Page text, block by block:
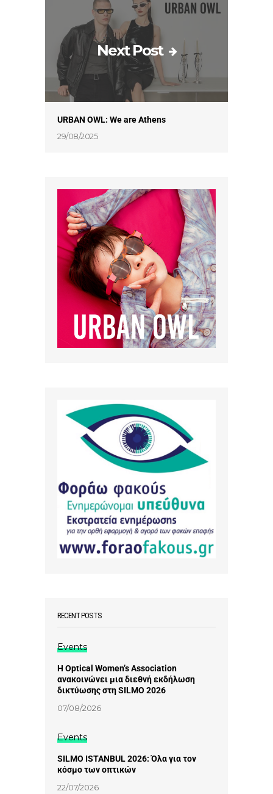
Next Post
URBAN OWL: We are Athens
29/08/2025
RECENT POSTS
Events
Η Optical Women’s Association
ανακοινώνει μια διεθνή εκδήλωση
δικτύωσης στη SILMO 2026
07/08/2026
Events
SILMO ISTANBUL 2026: Όλα για τον
κόσμο των οπτικών
22/07/2026